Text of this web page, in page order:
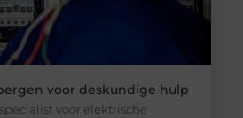
voor deskundige hulp
voor elektrische